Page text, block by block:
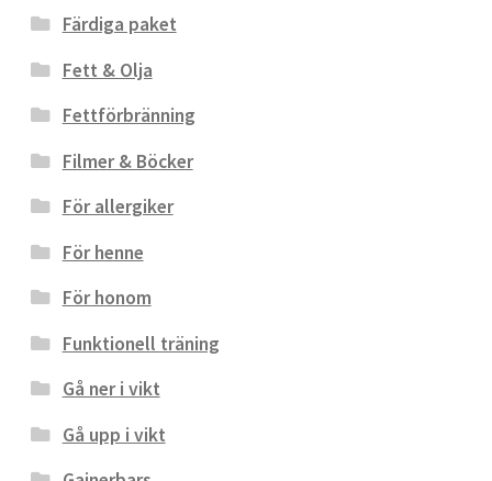
Färdiga paket
Fett & Olja
Fettförbränning
Filmer & Böcker
För allergiker
För henne
För honom
Funktionell träning
Gå ner i vikt
Gå upp i vikt